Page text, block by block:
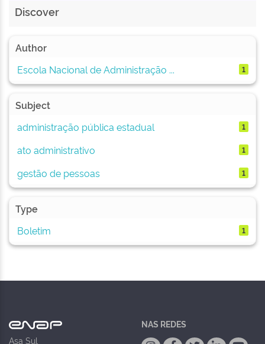
Discover
Author
Escola Nacional de Administração ...
1
Subject
administração pública estadual
1
ato administrativo 1
gestão de pessoas 1
Type
Boletim
1
Asa Sul
NAS REDES